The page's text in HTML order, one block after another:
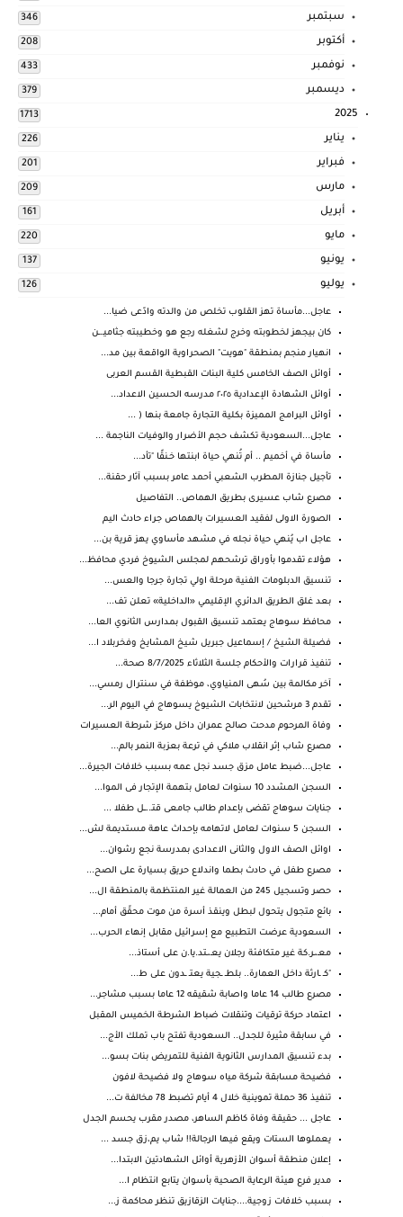
سبتمبر 346
أكتوبر 208
نوفمبر 433
ديسمبر 379
2025
1713
يناير 226
فبراير 201
مارس 209
أبريل 161
مايو 220
يونيو 137
يوليو 126
عاجل...مأساة تهز القلوب تخلص من والدته وادّعى ضيا...
كان بيجهز لخطوبته وخرج لشغله رجع هو وخطيبته جثاميـ.ـن
انهيار منجم بمنطقة "هويت" الصحراوية الواقعة بين مد...
أوائل الصف الخامس كلية البنات القبطية القسم العربى
أوائل الشهادة الإعدادية ٢٠٢٥ مدرسه الحسين الاعداد...
أوائل البرامج المميزة بكلية التجارة جامعة بنها ( ...
عاجل...السعودية تكشف حجم الأضرار والوفيات الناجمة ...
مأساة في أخميم .. أم تُنهي حياة ابنتها خـنقًا "تأد...
تأجيل جنازة المطرب الشعبي أحمد عامر بسبب آثار حقنة...
مصرع شاب عسيرى بطريق الهماص.. التفاصيل
الصورة الاولى لفقيد العسيرات بالهماص جراء حادث اليم
عاجل اب يُنهي حياة نجله في مشهد مأساوي يهز قرية بن...
هؤلاء تقدموا بأوراق ترشحهم لمجلس الشيوخ فردي محافظ...
تنسيق الدبلومات الفنية مرحلة اولي تجارة جرجا والعس...
بعد غلق الطريق الدائري الإقليمي «الداخلية» تعلن تف...
محافظ سوهاج يعتمد تنسيق القبول بمدارس الثانوي العا...
فضيلة الشيخ / إسماعيل جبريل شيخ المشايخ وفخربلاد ا...
تنفيذ قرارات والأحكام جلسة الثلاثاء 8/7/2025 صحة...
آخر مكالمة بين سُهى المنياوي، موظفة في سنترال رمسي...
تقدم 3 مرشحين لانتخابات الشيوخ يسوهاج في اليوم الر...
وفاة المرحوم مدحت صالح عمران داخل مركز شرطة العسيرات
مصرع شاب إثر انقلاب ملاكي في ترعة بعزبة النمر بالم...
عاجل...ضبط عامل مزق جسد نجل عمه بسبب خلافات الجيرة...
السجن المشدد 10 سنوات لعامل بتهمة الإتجار فى الموا...
جنايات سوهاج تقضى بإعدام طالب جامعى قتـ..ــل طفلا ...
السجن 5 سنوات لعامل لاتهامه بإحداث عاهة مستديمة لش...
اوائل الصف الاول والثانى الاعدادى بمدرسة نجع رشوان...
مصرع طفل في حادث بطما واندلاع حريق بسيارة على الصح...
حصر وتسجيل 245 من العمالة غير المنتظمة بالمنطقة ال...
بائع متجول يتحول لبطل وينقذ أسرة من موت محقّق أمام...
السعودية عرضت التطبيع مع إسرائيل مقابل إنهاء الحرب...
معـ،ـر.كة غير متكافئة رجلان يعـ،ـتد.يا.ن على أستاذ...
"كـ ـارثة داخل العمارة.. بلطـ ـجية يعتـ ـدون على ط...
مصرع طالب 14 عاما واصابة شقيقه 12 عاما بسبب مشاجر...
اعتماد حركة ترقيات وتنقلات ضباط الشرطة الخميس المقبل
في سابقة مثيرة للجدل.. السعودية تفتح باب تملك الأج...
بدء تنسيق المدارس الثانوية الفنية للتمريض بنات بسو...
فضيحة مسابقة شركة مياه سوهاج ولا فضيحة لافون
تنفيذ 36 حملة تموينية خلال 4 أيام تضبط 78 مخالفة ت...
عاجل ... حقيقة وفاة كاظم الساهر، مصدر مقرب يحسم الجدل
يعملوها الستات ويقع فيها الرجالة!! شاب يم،زق جسد ...
إعلان منطقة أسوان الأزهرية أوائل الشهادتين الابتدا...
مدير فرع هيئة الرعاية الصحية بأسوان يتابع انتظام ا...
بسبب خلافات زوجية....جنايات الزقازيق تنظر محاكمة ز...